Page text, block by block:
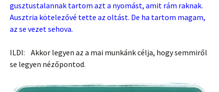
gusztustalannak tartom azt a nyomást, amit rám raknak.
Ausztria kötelezővé tette az oltást. De ha tartom magam,
az se vezet sehova.
ILDI: Akkor legyen az a mai munkánk célja, hogy semmiről
se legyen nézőpontod.